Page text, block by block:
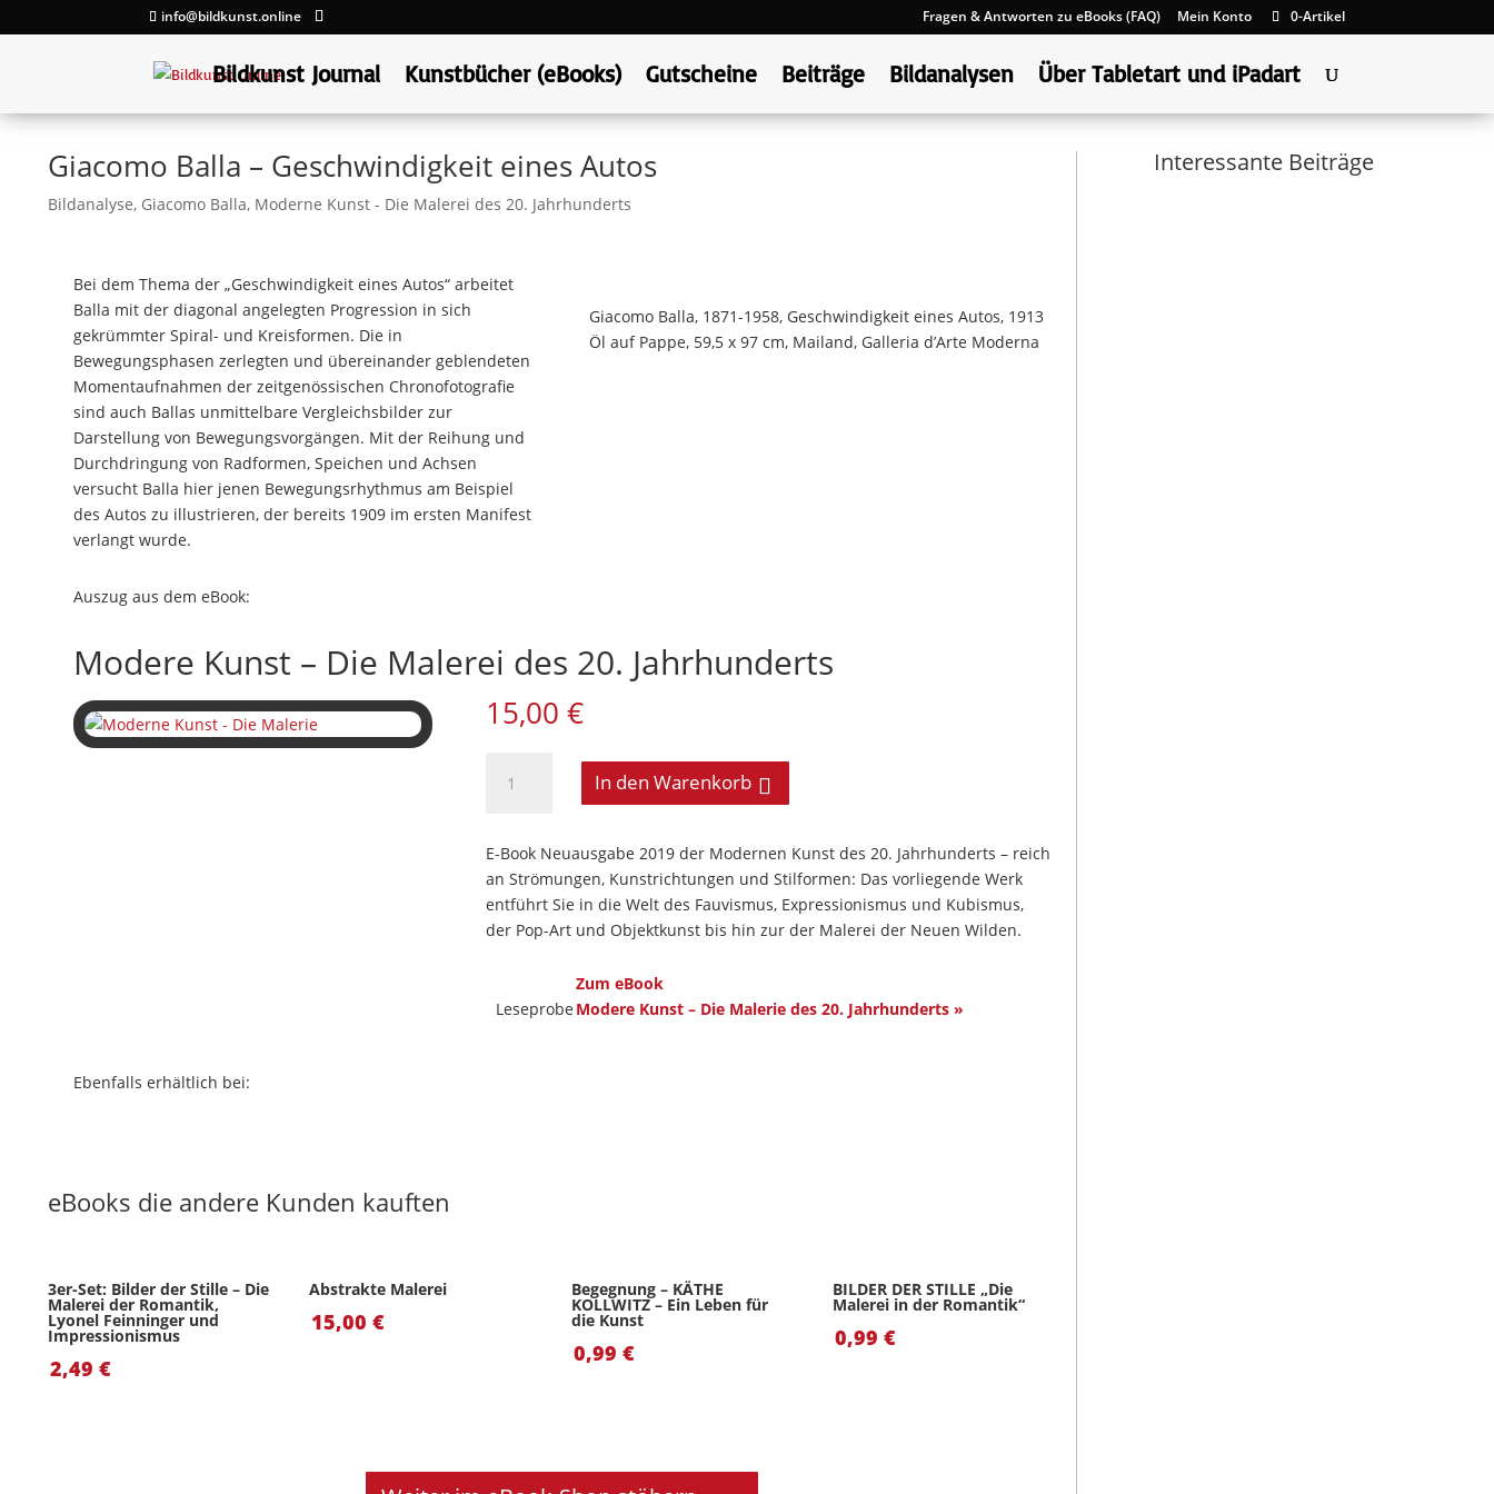
info@bildkunst.online Fragen & Antworten zu eBooks (FAQ) Mein Konto 0-Artikel
Bildkunst Journal Kunstbücher (eBooks) Gutscheine Beiträge Bildanalysen Über Tabletart und iPadart
Giacomo Balla – Geschwindigkeit eines Autos
Bildanalyse, Giacomo Balla, Moderne Kunst - Die Malerei des 20. Jahrhunderts
Bei dem Thema der „Geschwindigkeit eines Autos“ arbeitet
Balla mit der diagonal angelegten Progression in sich
gekrümmter Spiral- und Kreisformen. Die in
Bewegungsphasen zerlegten und übereinander geblendeten
Momentaufnahmen der zeitgenössischen Chronofotografie
sind auch Ballas unmittelbare Vergleichsbilder zur
Darstellung von Bewegungsvorgängen. Mit der Reihung und
Durchdringung von Radformen, Speichen und Achsen
versucht Balla hier jenen Bewegungsrhythmus am Beispiel
des Autos zu illustrieren, der bereits 1909 im ersten Manifest
verlangt wurde.
Giacomo Balla, 1871-1958, Geschwindigkeit eines Autos, 1913
Öl auf Pappe, 59,5 x 97 cm, Mailand, Galleria d’Arte Moderna
Auszug aus dem eBook:
Modere Kunst – Die Malerei des 20. Jahrhunderts
15,00€
Kunst
Malerei
des
20.
Jahrhunderts
In den Warenkorb
E-Book Neuausgabe 2019 der Modernen Kunst des 20. Jahrhunderts – reich
an Strömungen, Kunstrichtungen und Stilformen: Das vorliegende Werk
entführt Sie in die Welt des Fauvismus, Expressionismus und Kubismus,
der Pop-Art und Objektkunst bis hin zur der Malerei der Neuen Wilden.
Leseprobe
Zum eBook
Modere Kunst – Die Malerie des 20. Jahrhunderts »
Ebenfalls erhältlich bei:
eBooks die andere Kunden kauften
3er-Set: Bilder der Stille – Die
Malerei der Romantik,
Lyonel Feinninger und
Impressionismus
2,49 €
Abstrakte Malerei
15,00€
Begegnung – KÄTHE
KOLLWITZ – Ein Leben für
die Kunst
0,99 €
BILDER DER STILLE „Die
Malerei in der Romantik“
0,99 €
Interessante Beiträge